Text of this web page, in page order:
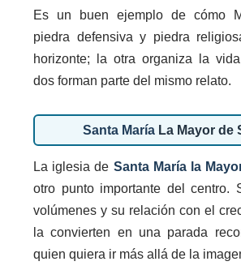
Es un buen ejemplo de cómo
piedra defensiva y piedra
horizonte; la otra organiza la
dos forman parte del mismo relato.
Santa María La Mayor de
La iglesia de Santa María la
otro punto importante del centro.
volúmenes y su relación con el
la convierten en una parada
quien quiera ir más allá de la